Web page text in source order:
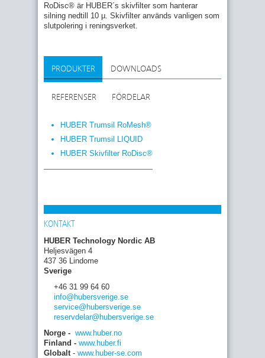
RoDisc® är HUBER´s skivfilter som hanterar
silning nedtill 10 µ. Skivfilter används vanligen som
slutpolering i reningsverket.
PRODUKTER DOWNLOADS
REFERENSER FÖRDELAR
HUBER Trumsil RoMesh®
HUBER Trumsil LIQUID
HUBER Skivfilter RoDisc®
KONTAKT
HUBER Technology Nordic AB
Heljesvägen 4
437 36 Lindome
Sverige
+46 31 99 64 60
info@hubersverige .se
service@hubersverige .se
reservdelar@hubersverige .se
Norge - www.huber.no
Finland - www.huber.fi
Globalt - www.huber-se.com